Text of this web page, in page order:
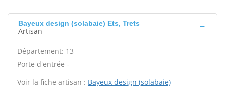
Bayeux design (solabaie) Ets, Trets
Artisan
Département: 13
Porte d'entrée -
Voir la fiche artisan : Bayeux design (solabaie)